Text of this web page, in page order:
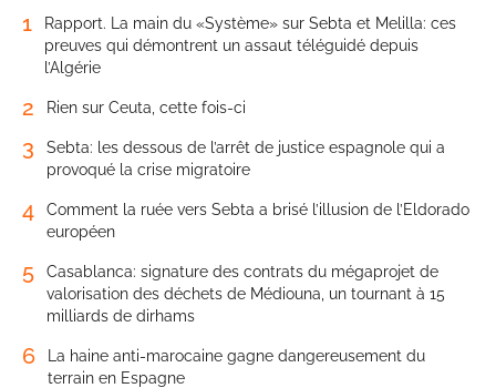
1
Rapport. La main du «Système» sur Sebta et Melilla: ces
preuves qui démontrent un assaut téléguidé depuis
l’Algérie
2 Rien sur Ceuta, cette fois-ci
3
Sebta: les dessous de l’arrêt de justice espagnole qui a
provoqué la crise migratoire
4
Comment la ruée vers Sebta a brisé l’illusion de l’Eldorado
européen
5
Casablanca: signature des contrats du mégaprojet de
valorisation des déchets de Médiouna, un tournant à 15
milliards de dirhams
6
La haine anti-marocaine gagne dangereusement du
terrain en Espagne